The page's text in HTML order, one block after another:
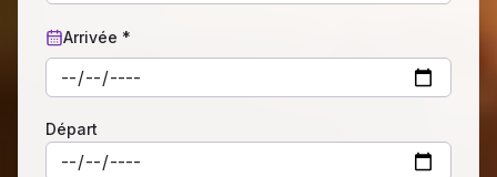
Arrivée *
Départ